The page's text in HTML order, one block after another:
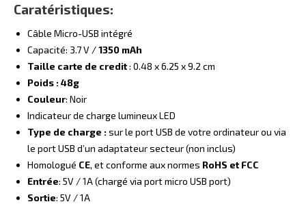
Caratéristiques:
Câble Micro-USB intégré
Capacité: 3.7 V /1350 mAh
Taille carte de credit: 0.48 x 6.25 x 9.2 cm
Poids : 48g
Couleur: Noir
Indicateur de charge lumineux LED
Type de charge :sur le port USB de votre ordinateur ou via
le port USB d’un adaptateur secteur (non inclus)
Homologué CE, et conforme aux normes RoHS et FCC
Entrée: 5V / 1A (chargé via port micro USB port)
Sortie: 5V / 1A